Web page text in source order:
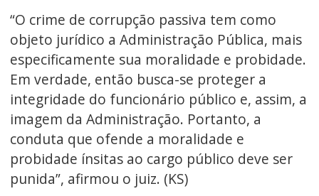
“O crime de corrupção passiva tem como
objeto jurídico a Administração Pública, mais
especificamente sua moralidade e probidade.
Em verdade, então busca-se proteger a
integridade do funcionário público e, assim, a
imagem da Administração. Portanto, a
conduta que ofende a moralidade e
probidade ínsitas ao cargo público deve ser
punida”, afirmou o juiz. (KS)